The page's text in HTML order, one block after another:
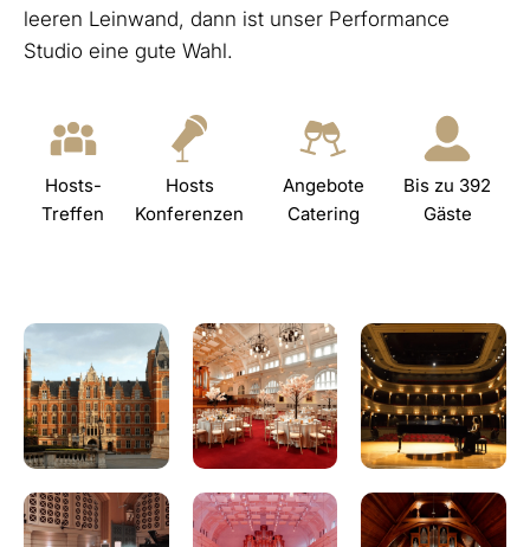
leeren Leinwand, dann ist unser Performance
Studio eine gute Wahl.
Hosts-
Treffen
Hosts
Konferenzen
Angebote
Catering
Bis zu 392
Gäste